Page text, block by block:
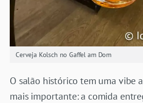
Cerveja Kolsch no Gaffel am Dom
O salão histórico tem uma vibe
mais importante: a comida